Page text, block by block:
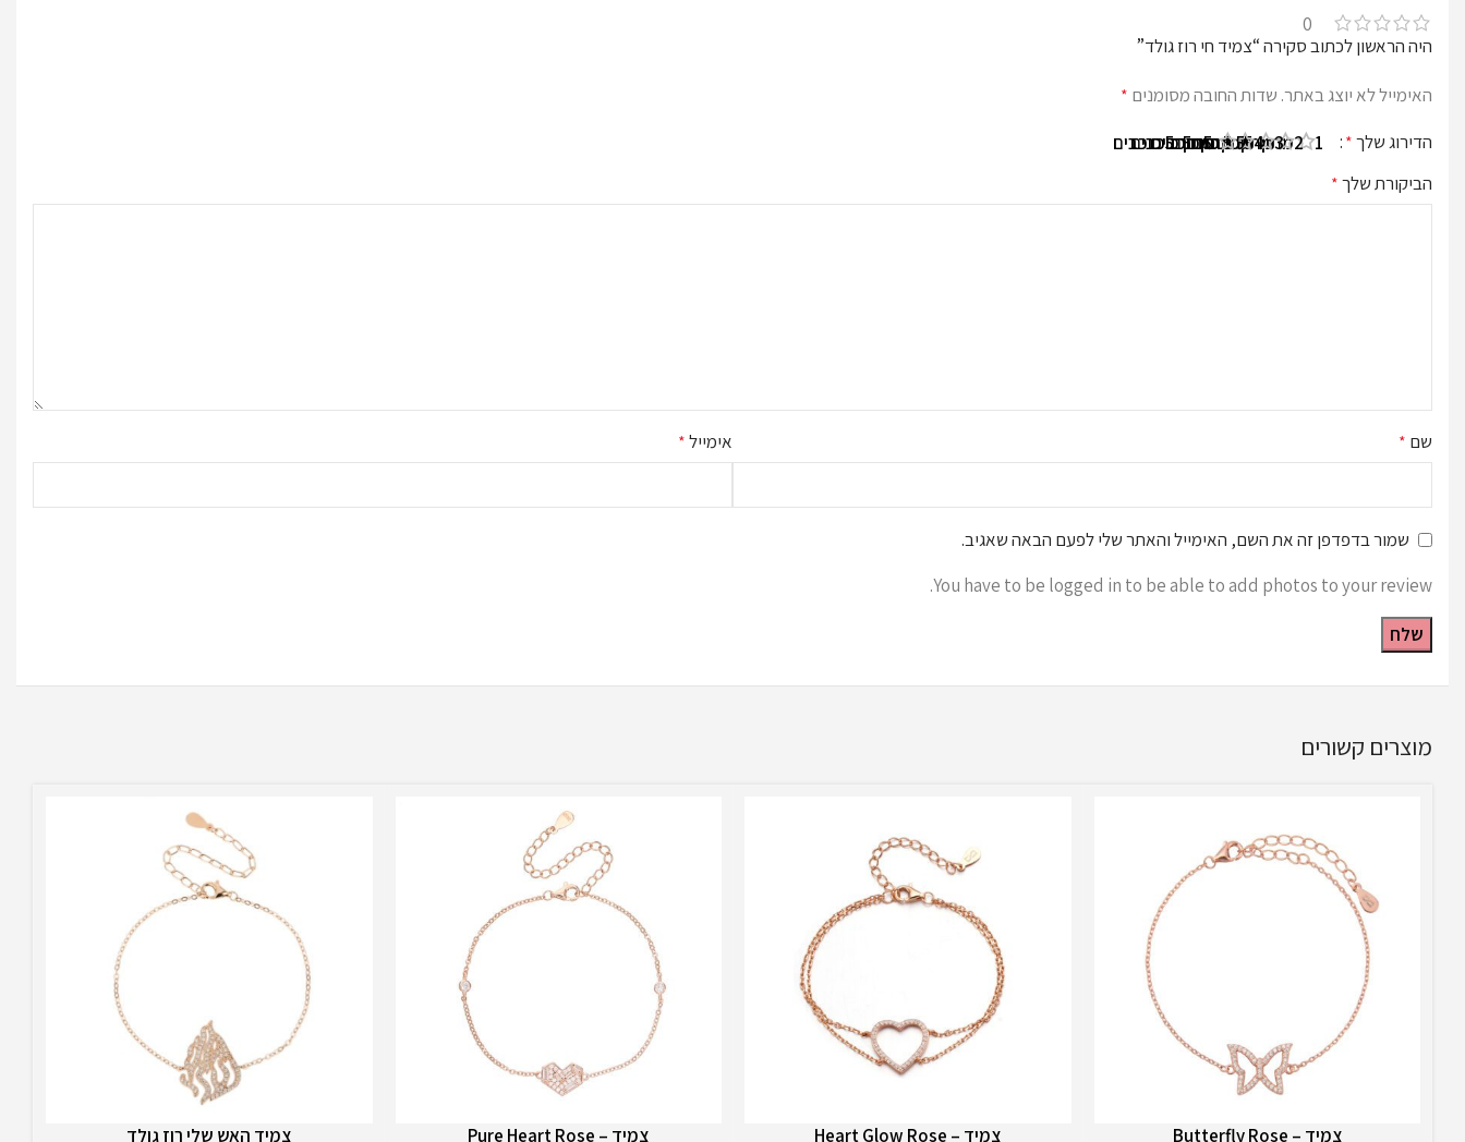
0
היה הראשון לכתוב סקירה “צמיד חי רוז גולד”
האימייל לא יוצג באתר. שדות החובה מסומנים *
הדירוג שלך* 1 מתוך 5 כוכבים 2 מתוך 5 כוכבים 3 מתוך 5 כוכבים 4 מתוך 5 כוכבים 5 מתוך 5 כוכבים
הביקורת שלך*
שם * אימייל*
שמור בדפדפן זה את השם, האימייל והאתר שלי לפעם הבאה שאגיב.
You have to be logged in to be able to add photos to your review.
מוצרים קשורים
צמיד – Butterfly Rose
צמיד – Heart Glow Rose
צמיד – Pure Heart Rose
צמיד האש שלי רוז גולד